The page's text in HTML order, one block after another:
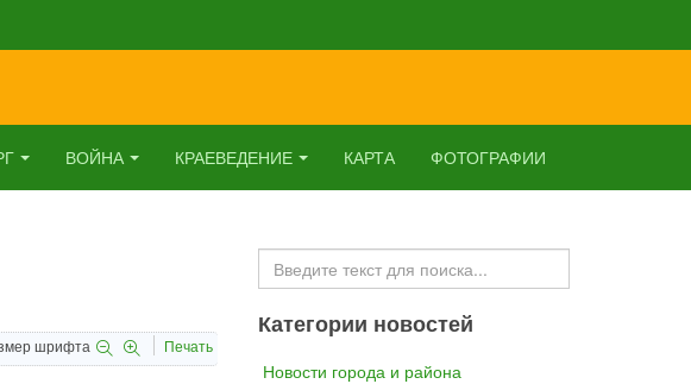
ВОЙНА КРАЕВЕДЕНИЕ КАРТА ФОТОГРАФИИ
шрифта Печать
Искать...
Категории новостей
Новости города и района